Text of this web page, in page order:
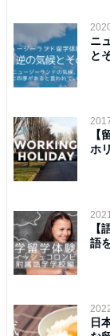
ニ
と
【
ホ
【
語
日